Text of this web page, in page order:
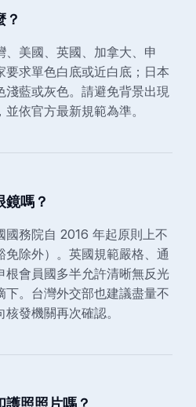
？
美國、英國、加拿大、申
要求單色白底或近白底；日本
淺藍或灰色。請避免背景出現
依官方最新規範為準。
鏡嗎？
國務院自 2016 年起原則上不
免除外）。英國規範嚴格、通
根會員國多半允許清晰無反光
下。台灣外交部也建議盡量不
發機關再次確認。